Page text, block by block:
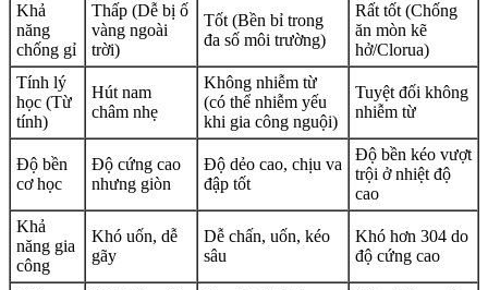
Khả
năng
chống gỉ
Thấp (Dễ bị ố
vàng ngoài
trời)
Tốt (Bền bỉ trong
đa số môi trường)
Rất tốt (Chống
ăn mòn kẽ
hở/Clorua)
Tính lý
học (Từ
tính)
Hút nam
châm nhẹ
Không nhiễm từ
(có thể nhiễm yếu
khi gia công nguội)
Tuyệt đối không
nhiễm từ
Độ bền
cơ học
Độ cứng cao
nhưng giòn
Độ dẻo cao, chịu va
đập tốt
Độ bền kéo vượt
trội ở nhiệt độ
cao
Khả
năng gia
công
Khó uốn, dễ
gãy
Dễ chấn, uốn, kéo
sâu
Khó hơn 304 do
độ cứng cao